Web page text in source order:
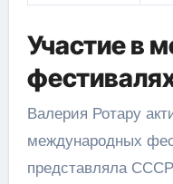
Участие в
Валерия Ротару
международных
представляла